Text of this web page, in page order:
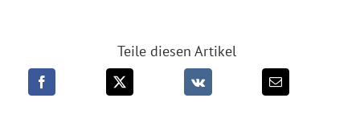
Teile diesen Artikel